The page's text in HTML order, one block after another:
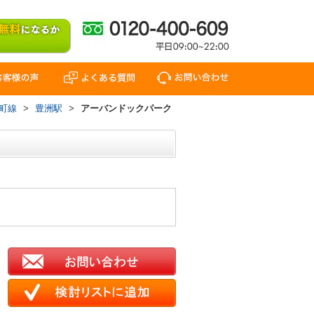
線 > 豊洲駅 > アーバンドックパーク